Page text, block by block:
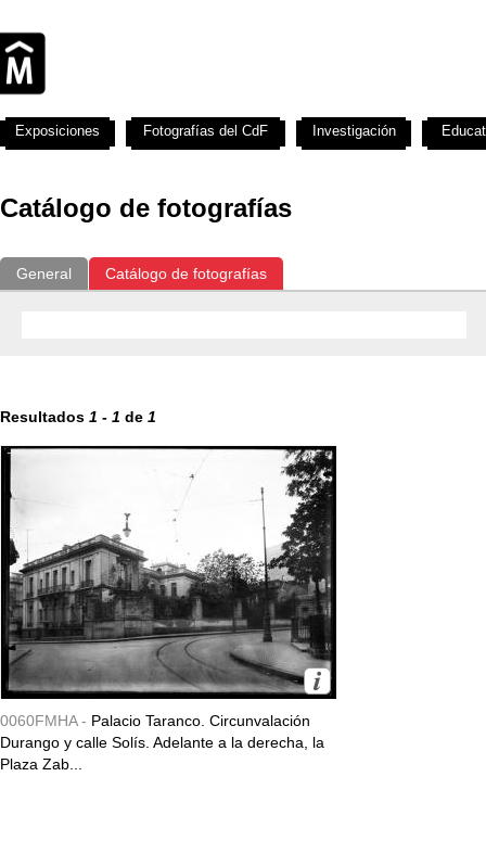
Catálogo de fotografías
General Catálogo de fotografías
Resultados 1 - 1 de 1
0060FMHA - Palacio Taranco. Circunvalación
Durango y calle Solís. Adelante a la derecha, la
Plaza Zab...
Exposiciones Fotografías del CdF Investigación